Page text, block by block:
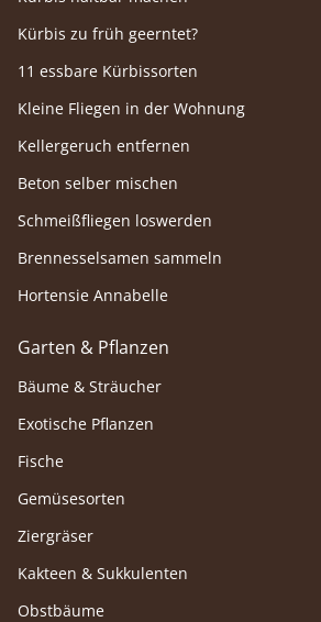
Kürbis zu früh geerntet?
11 essbare Kürbissorten
Kleine Fliegen in der Wohnung
Kellergeruch entfernen
Beton selber mischen
Schmeißfliegen loswerden
Brennesselsamen sammeln
Hortensie Annabelle
Garten & Pflanzen
Bäume & Sträucher
Exotische Pflanzen
Fische
Gemüsesorten
Ziergräser
Kakteen & Sukkulenten
Obstbäume